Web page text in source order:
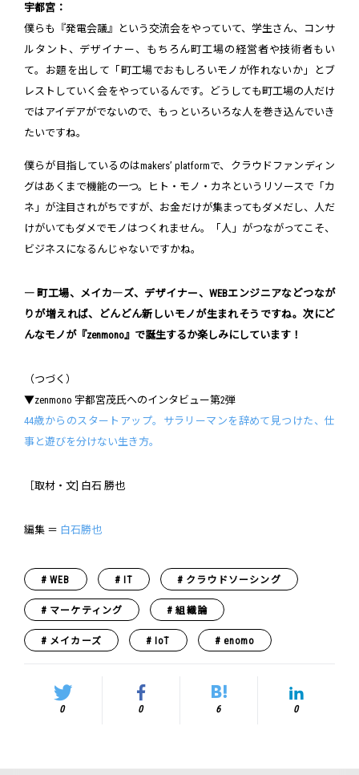
宇都宮：
僕らも『発電会議』という交流会をやっていて、学生さん、コンサ
ルタント、デザイナー、もちろん町工場の経営者や技術者もい
て。お題を出して「町工場でおもしろいモノが作れないか」とブ
レストしていく会をやっているんです。どうしても町工場の人だけ
ではアイデアがでないので、もっといろいろな人を巻き込んでいき
たいですね。
僕らが目指しているのはmakers’ platformで、クラウドファンディン
グはあくまで機能の一つ。ヒト・モノ・カネというリソースで「カ
ネ」が注目されがちですが、お金だけが集まってもダメだし、人だ
けがいてもダメでモノはつくれません。「人」がつながってこそ、
ビジネスになるんじゃないですかね。
― 町工場、メイカ―ズ、デザイナー、WEBエンジニアなどつなが
りが増えれば、どんどん新しいモノが生まれそうですね。次にど
んなモノが『zenmono』で誕生するか楽しみにしています！
（つづく）
▼zenmono 宇都宮茂氏へのインタビュー第2弾
44歳からのスタートアップ。サラリーマンを辞めて見つけた、仕
事と遊びを分けない生き方。
［取材・文] 白石 勝也
編集 ＝ 白石勝也
WEB IT クラウドソーシング
マーケティング 組織論
メイカーズ IoT enomo
0 0 6 0